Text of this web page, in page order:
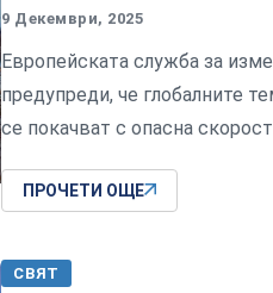
9 Декември, 2025
Европейската служба за
предупреди, че глобалните
се покачват с опасна скорост
ПРОЧЕТИ ОЩЕ
СВЯТ